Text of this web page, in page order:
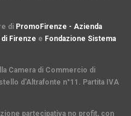
di PromoFirenze - Azienda
Firenze e Fondazione Sistema
Camera di Commercio di
d'Altrafonte n°11. Partita IVA
partecipativa no profit, con